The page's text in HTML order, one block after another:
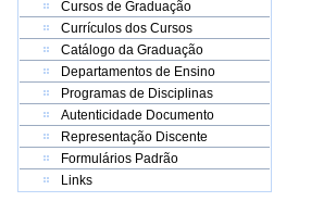
Cursos de Graduação
Currículos dos Cursos
Catálogo da Graduação
Departamentos de Ensino
Programas de Disciplinas
Autenticidade Documento
Representação Discente
Formulários Padrão
Links